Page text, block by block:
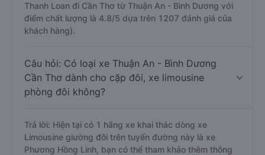
Thanh Loan đi Cần Thơ từ Thuận An - Bình Dương với
điểm chất lượng là 4.8/5 dựa trên 1207 đánh giá của
khách hàng).
Câu hỏi: Có loại xe Thuận An - Bình Dương
Cần Thơ dành cho cặp đôi, xe limousine
phòng đôi không?
Trả lời: Hiện tại có 1 hãng xe khai thác dòng xe
Limousine giường đôi trên tuyến đường này là xe
Phương Hồng Linh, bạn có thể tham khảo thêm thông